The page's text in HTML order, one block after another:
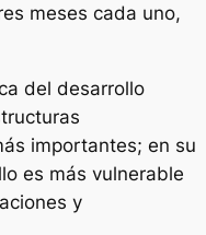
unión a la pared
a la
la afección se
onfalocele.
de lunar caustic,
commons
meses cada uno,
del desarrollo
importantes; en su
es más vulnerable
y